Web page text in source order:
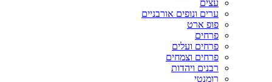
עצים
ערים ונופים אורבניים
פופ ארט
פרחים
פרחים ועלים
פרחים וצמחים
רבנים ויהדות
רומנטי